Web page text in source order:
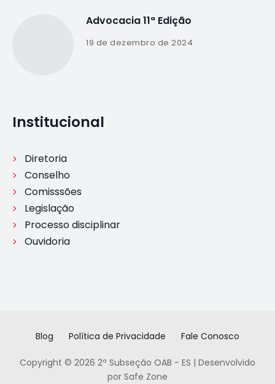
Advocacia 11ª Edição
19 de dezembro de 2024
Institucional
Diretoria
Conselho
Comisssões
Legislação
Processo disciplinar
Ouvidoria
Blog Política de Privacidade Fale Conosco
Copyright © 2026 2ª Subseção OAB - ES | Desenvolvido
por Safe Zone